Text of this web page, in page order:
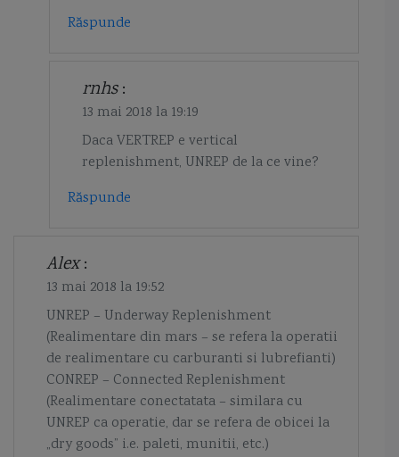
Răspunde
rnhs :
13 mai 2018 la 19:19
Daca VERTREP e vertical
replenishment, UNREP de la ce vine?
Răspunde
Alex :
13 mai 2018 la 19:52
UNREP – Underway Replenishment
(Realimentare din mars – se refera la operatii
de realimentare cu carburanti si lubrefianti)
CONREP – Connected Replenishment
(Realimentare conectatata – similara cu
UNREP ca operatie, dar se refera de obicei la
„dry goods” i.e. paleti, munitii, etc.)